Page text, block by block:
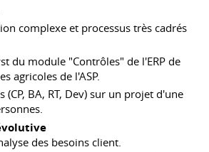
complexe et processus très cadrés
du module "Contrôles" de l'ERP de
agricoles de l'ASP.
(CP, BA, RT, Dev) sur un projet d'une
des besoins client.